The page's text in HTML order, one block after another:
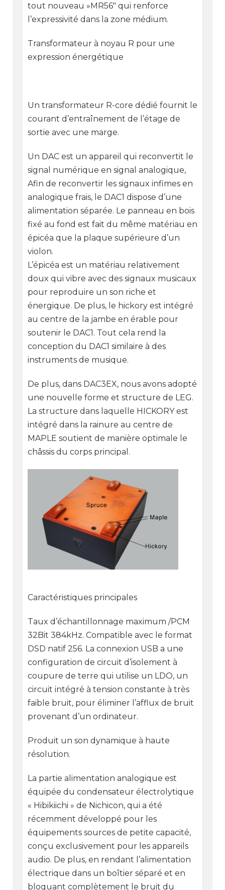
tout nouveau »MR56″ qui renforce
l’expressivité dans la zone médium.
Transformateur à noyau R pour une
expression énergétique
Un transformateur R-core dédié fournit le
courant d’entraînement de l’étage de
sortie avec une marge.
Un DAC est un appareil qui reconvertit le
signal numérique en signal analogique,
Afin de reconvertir les signaux infimes en
analogique frais, le DAC1 dispose d’une
alimentation séparée. Le panneau en bois
fixé au fond est fait du même matériau en
épicéa que la plaque supérieure d’un
violon.
L’épicéa est un matériau relativement
doux qui vibre avec des signaux musicaux
pour reproduire un son riche et
énergique. De plus, le hickory est intégré
au centre de la jambe en érable pour
soutenir le DAC1. Tout cela rend la
conception du DAC1 similaire à des
instruments de musique.
De plus, dans DAC3EX, nous avons adopté
une nouvelle forme et structure de LEG.
La structure dans laquelle HICKORY est
intégré dans la rainure au centre de
MAPLE soutient de manière optimale le
châssis du corps principal.
Caractéristiques principales
Taux d’échantillonnage maximum /PCM
32Bit 384kHz. Compatible avec le format
DSD natif 256. La connexion USB a une
configuration de circuit d’isolement à
coupure de terre qui utilise un LDO, un
circuit intégré à tension constante à très
faible bruit, pour éliminer l’afflux de bruit
provenant d’un ordinateur.
Produit un son dynamique à haute
résolution.
La partie alimentation analogique est
équipée du condensateur électrolytique
« Hibikiichi » de Nichicon, qui a été
récemment développé pour les
équipements sources de petite capacité,
conçu exclusivement pour les appareils
audio. De plus, en rendant l’alimentation
électrique dans un boîtier séparé et en
bloquant complètement le bruit du